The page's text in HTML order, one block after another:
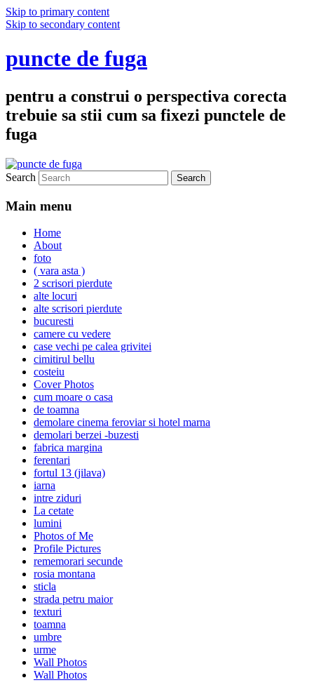
Skip to primary content
Skip to secondary content
puncte de fuga
pentru a construi o perspectiva corecta
trebuie sa stii cum sa fixezi punctele de
fuga
Search
Main menu
Home
About
foto
( vara asta )
2 scrisori pierdute
alte locuri
alte scrisori pierdute
bucuresti
camere cu vedere
case vechi pe calea grivitei
cimitirul bellu
costeiu
Cover Photos
cum moare o casa
de toamna
demolare cinema feroviar si hotel marna
demolari berzei -buzesti
fabrica margina
ferentari
fortul 13 (jilava)
iarna
intre ziduri
La cetate
lumini
Photos of Me
Profile Pictures
rememorari secunde
rosia montana
sticla
strada petru maior
texturi
toamna
umbre
urme
Wall Photos
Wall Photos